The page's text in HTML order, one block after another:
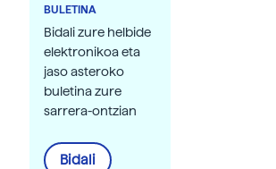
BULETINA
Bidali zure helbide
elektronikoa eta
jaso asteroko
buletina zure
sarrera-ontzian
Bidali